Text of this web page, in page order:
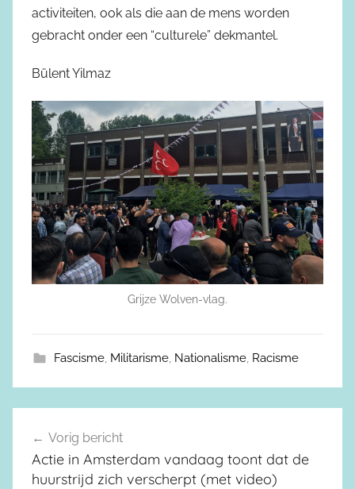
activiteiten, ook als die aan de mens worden
gebracht onder een “culturele” dekmantel.
Bülent Yilmaz
Grijze Wolven-vlag.
Fascisme, Militarisme, Nationalisme, Racisme
Berichtnavigatie
Vorig bericht
Actie in Amsterdam vandaag toont dat de
huurstrijd zich verscherpt (met video)